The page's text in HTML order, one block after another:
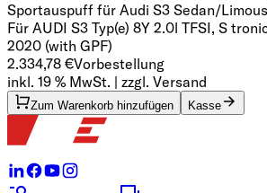
Sportauspuff für Audi S3 Sedan/
Für AUDI S3 Typ(e) 8Y 2.0l TFSI, S
2020 (with GPF)
2.334,78 €Vorbestellung
inkl. 19 % MwSt. | zzgl. Versand
Zum Warenkorb hinzufügen Kasse